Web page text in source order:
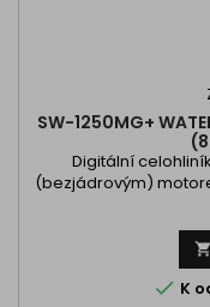
SW-1250MG+
Digitální
(bezjádrovým)
ložisko, 4,6/8.0kg při
36g,

 K